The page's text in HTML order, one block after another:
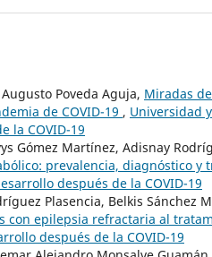
Poveda Aguja, Miradas
de COVID-19 , Universidad
la COVID-19
Gómez Martínez, Adisnay
prevalencia, diagnóstico y
después de la COVID-19
Plasencia, Belkis Sánchez
con epilepsia refractaria al
después de la COVID-19